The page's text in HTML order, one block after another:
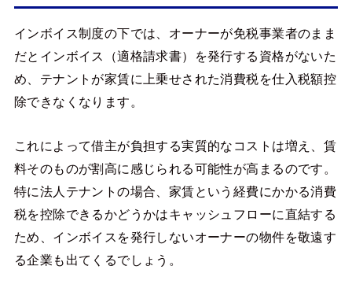
インボイス制度の下では、オーナーが免税事業者のまま
だとインボイス（適格請求書）を発行する資格がないた
め、テナントが家賃に上乗せされた消費税を仕入税額控
除できなくなります。
これによって借主が負担する実質的なコストは増え、賃
料そのものが割高に感じられる可能性が高まるのです。
特に法人テナントの場合、家賃という経費にかかる消費
税を控除できるかどうかはキャッシュフローに直結する
ため、インボイスを発行しないオーナーの物件を敬遠す
る企業も出てくるでしょう。